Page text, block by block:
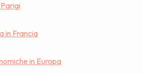
in Francia
in Europa